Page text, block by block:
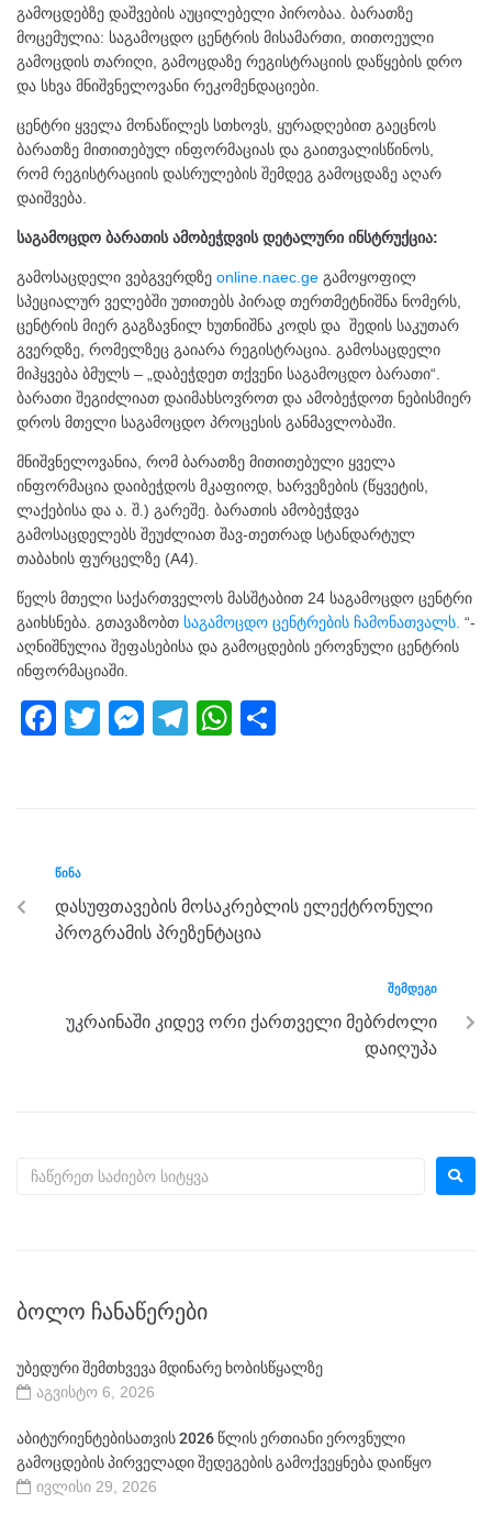
გამოცდებზე დაშვების აუცილებელი პირობაა. ბარათზე
მოცემულია: საგამოცდო ცენტრის მისამართი, თითოეული
გამოცდის თარიღი, გამოცდაზე რეგისტრაციის დაწყების დრო
და სხვა მნიშვნელოვანი რეკომენდაციები.
ცენტრი ყველა მონაწილეს სთხოვს, ყურადღებით გაეცნოს
ბარათზე მითითებულ ინფორმაციას და გაითვალისწინოს,
რომ რეგისტრაციის დასრულების შემდეგ გამოცდაზე აღარ
დაიშვება.
საგამოცდო ბარათის ამობეჭდვის დეტალური ინსტრუქცია:
გამოსაცდელი ვებგვერდზე online.naec.ge გამოყოფილ
სპეციალურ ველებში უთითებს პირად თერთმეტნიშნა ნომერს,
ცენტრის მიერ გაგზავნილ ხუთნიშნა კოდს და შედის საკუთარ
გვერდზე, რომელზეც გაიარა რეგისტრაცია. გამოსაცდელი
მიჰყვება ბმულს – „დაბეჭდეთ თქვენი საგამოცდო ბარათი“.
ბარათი შეგიძლიათ დაიმახსოვროთ და ამობეჭდოთ ნებისმიერ
დროს მთელი საგამოცდო პროცესის განმავლობაში.
მნიშვნელოვანია, რომ ბარათზე მითითებული ყველა
ინფორმაცია დაიბეჭდოს მკაფიოდ, ხარვეზების (წყვეტის,
ლაქებისა და ა. შ.) გარეშე. ბარათის ამობეჭდვა
გამოსაცდელებს შეუძლიათ შავ-თეთრად სტანდარტულ
თაბახის ფურცელზე (A4).
წელს მთელი საქართველოს მასშტაბით 24 საგამოცდო ცენტრი
გაიხსნება. გთავაზობთ საგამოცდო ცენტრების ჩამონათვალს. “-
აღნიშნულია შეფასებისა და გამოცდების ეროვნული ცენტრის
ინფორმაციაში.
F
b
o
o
T
M
g
er
T
m
W
p
p
ᲬᲘᲜᲐ
დასუფთავების მოსაკრებლის ელექტრონული
პროგრამის პრეზენტაცია
ᲨᲔᲛᲓᲔᲒᲘ
უკრაინაში კიდევ ორი ქართველი მებრძოლი
დაიღუპა
ᲑᲝᲚᲝ ᲩᲐᲜᲐᲬᲔᲠᲔᲑᲘ
უბედური შემთხვევა მდინარე ხობისწყალზე
აგვისტო 6, 2026
აბიტურიენტებისათვის 2026 წლის ერთიანი ეროვნული
გამოცდების პირველადი შედეგების გამოქვეყნება დაიწყო
ივლისი 29, 2026